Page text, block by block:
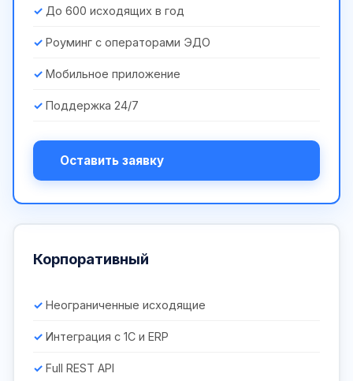
До 600 исходящих в год
Роуминг с операторами ЭДО
Мобильное приложение
Поддержка 24/7
Оставить заявку
Корпоративный
Неограниченные исходящие
Интеграция с 1С и ERP
Full REST API